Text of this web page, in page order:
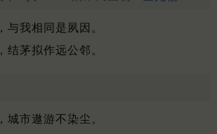
与我相同是夙因。
结茅拟作远公邻。
城市遨游不染尘。